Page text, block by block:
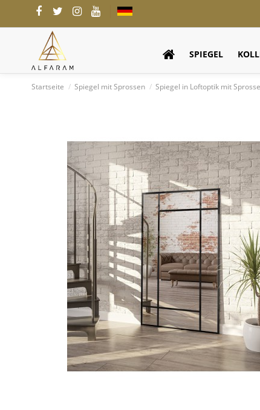
SPIEGEL
Startseite Spiegel mit Sprossen Spiegel in Loftoptik mit